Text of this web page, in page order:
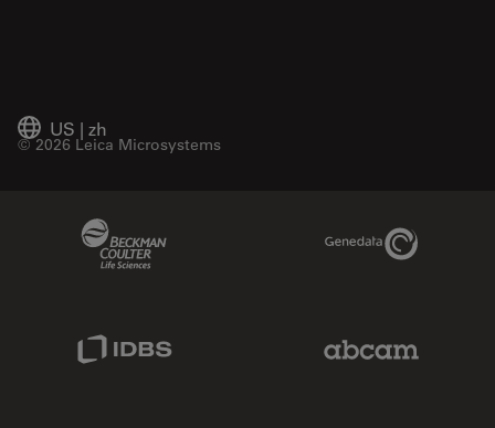
US | zh
© 2026 Leica Microsystems
Genedata Link
IDBS Link